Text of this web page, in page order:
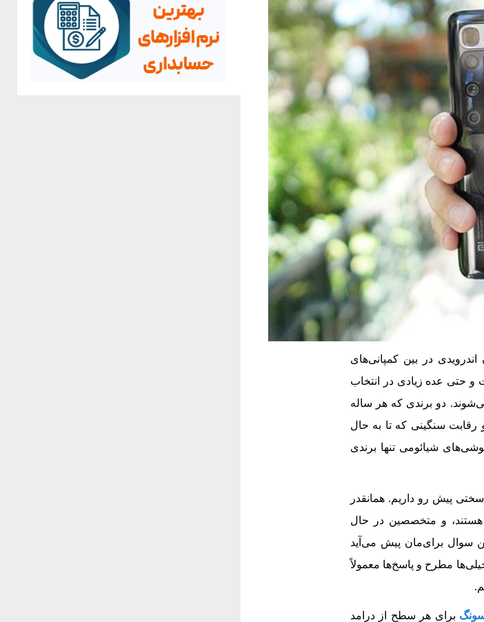
در بین کمپانی‌های
و حتی عده زیادی در انتخاب
دو برندی که هر ساله
سنگینی که تا به حال
شیائومی تنها برندی
پیش رو داریم. همانقدر
هستند،‌ و متخصصین در حال
سوال برای‌مان پیش می‌آید
مطرح و پاسخ‌ها معمولاً
برای هر سطح از درامد